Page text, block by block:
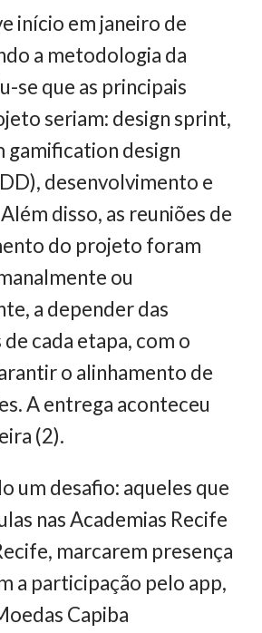
início em janeiro de
a metodologia da
se que as principais
seriam: design sprint,
gamification design
desenvolvimento e
disso, as reuniões de
do projeto foram
ou
a depender das
cada etapa, com o
o alinhamento de
A entrega aconteceu
(2).
um desafio: aqueles que
nas Academias Recife
marcarem presença
a participação pelo app,
Capiba